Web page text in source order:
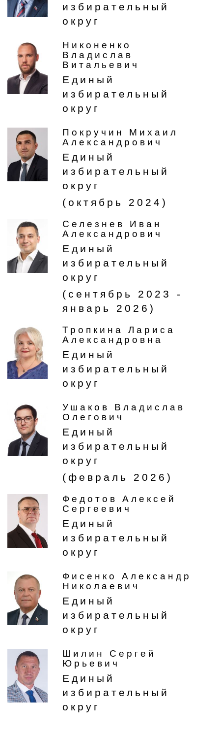
избирательный
округ
Никоненко
Владислав
Витальевич
Единый
избирательный
округ
Покручин Михаил
Александрович
Единый
избирательный
округ
(октябрь 2024)
Селезнев Иван
Александрович
Единый
избирательный
округ
(сентябрь 2023 -
январь 2026)
Тропкина Лариса
Александровна
Единый
избирательный
округ
Ушаков Владислав
Олегович
Единый
избирательный
округ
(февраль 2026)
Федотов Алексей
Сергеевич
Единый
избирательный
округ
Фисенко Александр
Николаевич
Единый
избирательный
округ
Шилин Сергей
Юрьевич
Единый
избирательный
округ